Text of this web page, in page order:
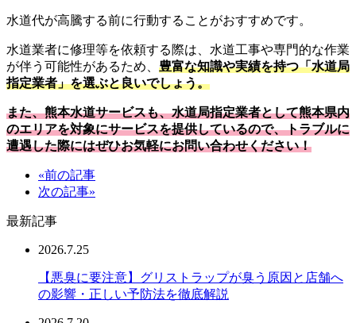
水道代が高騰する前に行動することがおすすめです。
水道業者に修理等を依頼する際は、水道工事や専門的な作業
が伴う可能性があるため、 豊富な知識や実績を持つ「水道局
指定業者」を選ぶと良いでしょう。
また、熊本水道サービスも、水道局指定業者として熊本県内
のエリアを対象にサービスを提供しているので、トラブルに
遭遇した際にはぜひお気軽にお問い合わせください！
«前の記事
次の記事»
最新記事
2026.7.25
【悪臭に要注意】グリストラップが臭う原因と店舗へ
の影響・正しい予防法を徹底解説